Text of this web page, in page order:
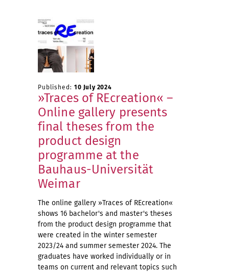
Published: 10 July 2024
»Traces of REcreation« –
Online gallery presents
final theses from the
product design
programme at the
Bauhaus-Universität
Weimar
The online gallery »Traces of REcreation«
shows 16 bachelor's and master's theses
from the product design programme that
were created in the winter semester
2023/24 and summer semester 2024. The
graduates have worked individually or in
teams on current and relevant topics such